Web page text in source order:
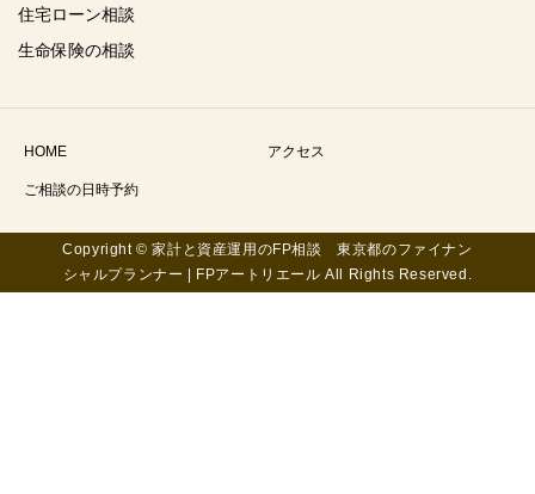
住宅ローン相談
生命保険の相談
HOME アクセス
ご相談の日時予約
Copyright © 家計と資産運用のFP相談 東京都のファイナン
シャルプランナー | FPアートリエール All Rights Reserved.